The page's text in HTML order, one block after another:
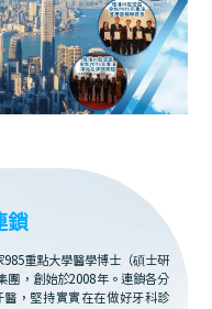
鎖
重點大學醫學博士（碩士研
團，創始於2008年。連鎖各分
，堅持實實在在做好牙科診